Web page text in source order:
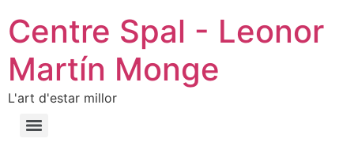
Centre Spal - Leonor
Martín Monge
L'art d'estar millor